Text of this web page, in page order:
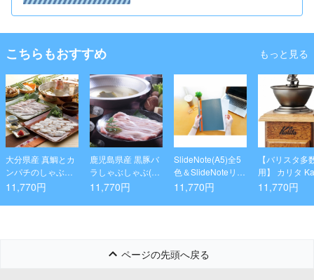
こちらもおすすめ もっと見る
大分県産 真鯛とカ
ンパチのしゃぶし
ゃぶセット
11,770円
鹿児島県産 黒豚バ
ラしゃぶしゃぶ(50
0g×3)
11,770円
SlideNote(A5)全5
色＆SlideNoteリフ
ィル(A5)セット
11,770円
【バリスタ多
用】 カリタ
コーヒーミル
いアルミ製グ
11,770円
ページの先頭へ戻る